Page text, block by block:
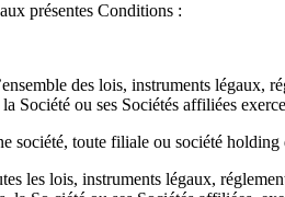
présentes Conditions :
des lois, instruments légaux,
Société ou ses Sociétés affiliées
société, toute filiale ou société
les lois, instruments légaux,